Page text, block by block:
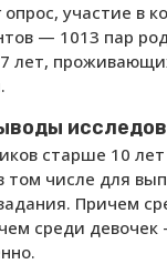
опрос, участие в
— 1013 пар
лет,
старше 10
том числе для
Причем
среди девочек